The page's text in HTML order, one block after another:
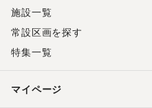
施設一覧
常設区画を探す
特集一覧
マイページ